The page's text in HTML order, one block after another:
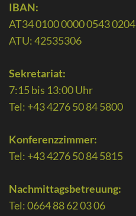
IBAN:
AT34 0100 0000 0543 0204
ATU: 42535306
Sekretariat:
7:15 bis 13:00 Uhr
Tel: +43 4276 50 84 5800
Konferenzzimmer:
Tel: +43 4276 50 84 5815
Nachmittagsbetreuung:
Tel: 0664 88 62 03 06